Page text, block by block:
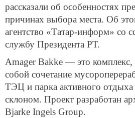
рассказали об особенностях
причинах выбора места. Об
агентство «Татар-информ» со
службу Президента РТ.
Amager Bakke — это
собой сочетание
ТЭЦ и парка активного
склоном. Проект разработан
Bjarke Ingels Group.